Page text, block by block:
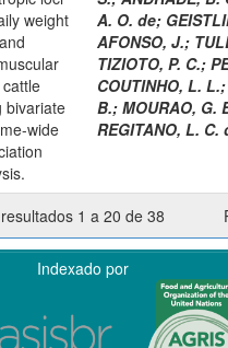
weight
bivariate
wide
A. O. de;
AFONSO, J.;
TIZIOTO, P. C.;
COUTINHO, L. L.;
B.; MOURAO, G.
REGITANO, L. C.
1 a 20 de 38
Indexado por